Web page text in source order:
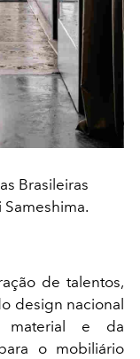
Brasileiras
de talentos,
design nacional
material e da
o mobiliário